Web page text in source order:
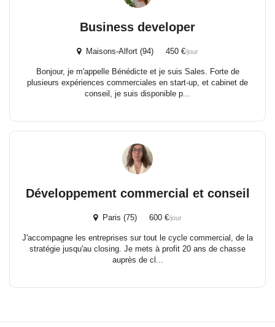
Business developer
Maisons-Alfort (94) 450 €/jour
Bonjour, je m'appelle Bénédicte et je suis Sales. Forte de
plusieurs expériences commerciales en start-up, et cabinet de
conseil, je suis disponible p...
Développement commercial et conseil
Paris (75) 600 €/jour
J'accompagne les entreprises sur tout le cycle commercial, de la
stratégie jusqu'au closing. Je mets à profit 20 ans de chasse
auprès de cl...